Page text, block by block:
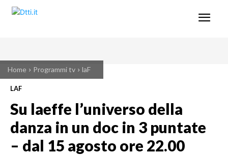
Home Programmi tv laF
LAF
Su laeffe l’universo della
danza in un doc in 3 puntate
– dal 15 agosto ore 22.00